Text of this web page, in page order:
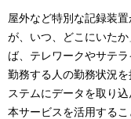
屋外など特別な記録装
が、いつ、どこにいた
ば、テレワークやサテ
勤務する人の勤務状況
ステムにデータを取り
本サービスを活用する